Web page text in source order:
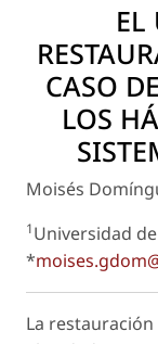
EL
CASO
LOS
Moisés
1Universidad
*
La